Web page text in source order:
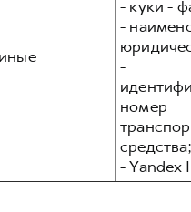
иные
- куки -
-
-
номер
средства;
- Yandex